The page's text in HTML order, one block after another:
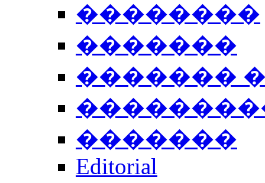
��������
�������
�������
�������
Editorial